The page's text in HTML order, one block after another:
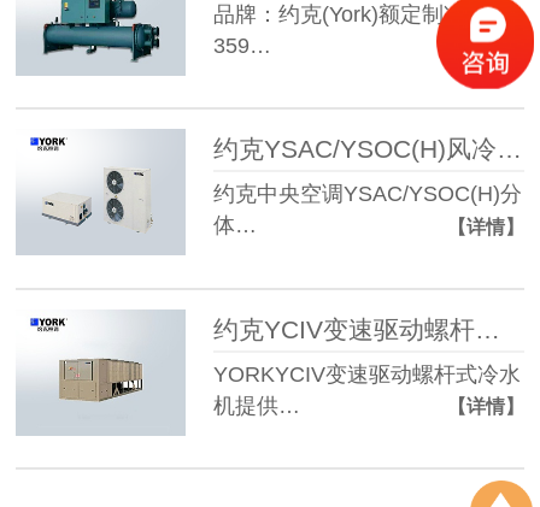
品牌：约克(York)额定制冷量：
359…
【详情】
约克YSAC/YSOC(H)风冷式分体冷水/热泵机组
约克中央空调YSAC/YSOC(H)分
体…
【详情】
约克YCIV变速驱动螺杆式冷水机 商用中央空调工程多联机系统
YORKYCIV变速驱动螺杆式冷水
机提供…
【详情】